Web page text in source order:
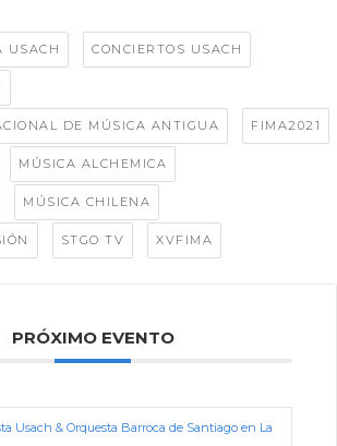
USACH CONCIERTOS USACH
DE MÚSICA ANTIGUA FIMA2021
MÚSICA ALCHEMICA
MÚSICA CHILENA
STGO TV XVFIMA
PRÓXIMO EVENTO
Usach & Orquesta Barroca de Santiago en La